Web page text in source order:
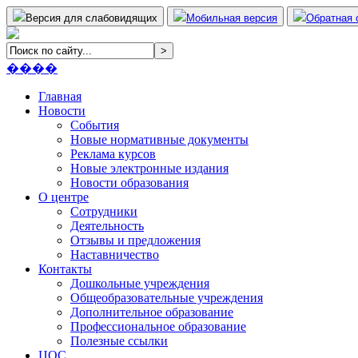
Версия для слабовидящих Мобильная версия Обратная
����
Главная
Новости
События
Новые нормативные документы
Реклама курсов
Новые электронные издания
Новости образования
О центре
Сотрудники
Деятельность
Отзывы и предложения
Наставничество
Контакты
Дошкольные учреждения
Общеобразовательные учреждения
Дополнительное образование
Профессиональное образование
Полезные ссылки
ЦОС